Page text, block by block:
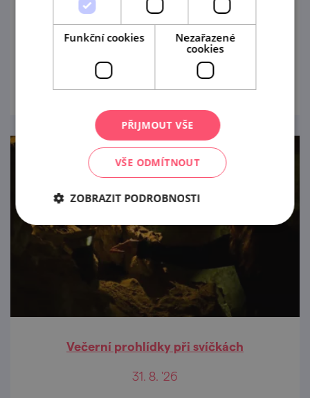
Večerní prohlídky jeskyně Na Turoldu v
Mikulově.
prohlédnout
Večerní prohlídky při svíčkách
31. 8. '26
Funkční cookies
Nezařazené
cookies
PŘIJMOUT VŠE
VŠE ODMÍTNOUT
ZOBRAZIT PODROBNOSTI